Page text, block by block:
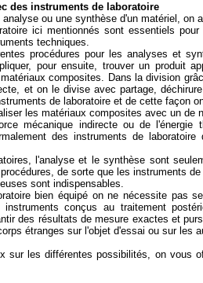
des instruments de laboratoire
analyse ou une synthèse d'un matériel,
ici mentionnés sont essentiels
techniques.
procédures pour les analyses et
pour ensuite, trouver un produit
composites. Dans la division
et on le divise avec partage,
de laboratoire et de cette façon
les matériaux composites avec un
mécanique indirecte ou de
des instruments de
l'analyse et le synthèse sont
de sorte que les instruments
sont indispensables.
bien équipé on ne nécessite pas
conçus au traitement
des résultats de mesure exactes et
étranges sur l'objet d'essai ou sur les
sur les différentes possibilités, on vous